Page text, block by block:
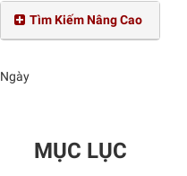
Tìm Kiếm Nâng Cao
Ngày
MỤC LỤC